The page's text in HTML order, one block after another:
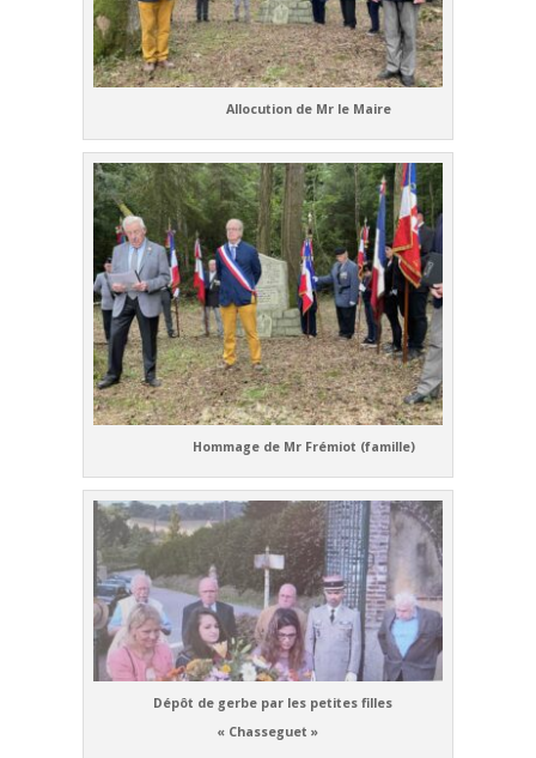
Allocution de Mr le Maire
Hommage de Mr Frémiot (famille)
Dépôt de gerbe par les petites filles
« Chasseguet »